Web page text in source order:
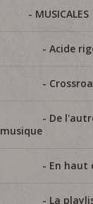
MUSICALES
Acide
De
musique
En haut
La